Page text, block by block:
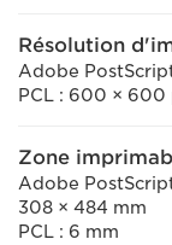
Résolution
Adobe
PCL : 600 × 600
Zone
Adobe
308 × 484 mm
PCL : 6 mm